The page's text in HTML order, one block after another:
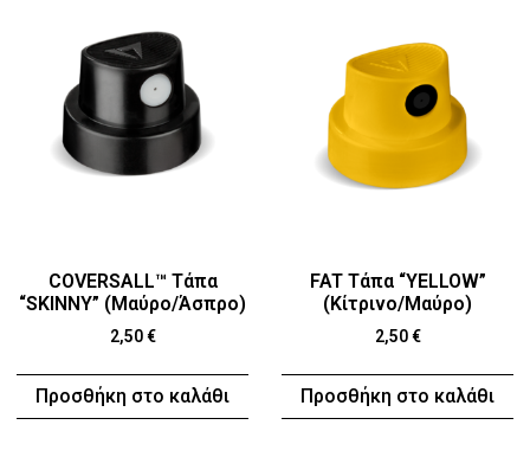
COVERSALL™ Τάπα
“SKINNY” (Μαύρο/Άσπρο)
2,50€
Προσθήκη στο καλάθι
FAT Τάπα “YELLOW”
(Κίτρινο/Μαύρο)
2,50€
Προσθήκη στο καλάθι